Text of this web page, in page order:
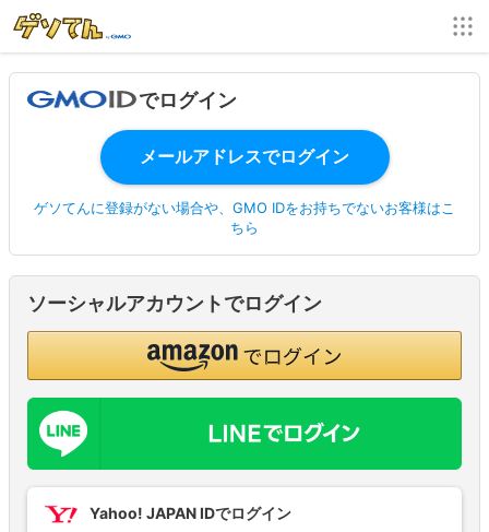
でログイン
ゲソてんに登録がない場合や、GMO IDをお持ちでないお客様はこ
ちら
ソーシャルアカウントでログイン
Yahoo! JAPAN IDでログイン